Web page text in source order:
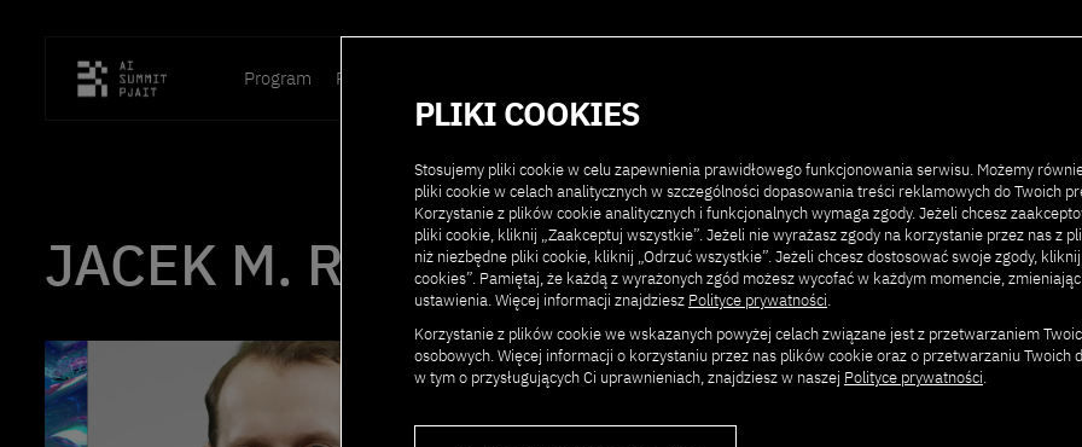
Program Prelegenci
JACEK M. RAUBO
Jacek M. Raubo, dr,Szef
akademicki, pracujący na
PLIKI COOKIES
Stosujemy pliki cookie w celu zapewnienia prawidłowego funkcjonowania serwisu. Możemy
pliki cookie w celach analitycznych w szczególności dopasowania treści reklamowych do Twoich
Korzystanie z plików cookie analitycznych i funkcjonalnych wymaga zgody. Jeżeli chcesz
pliki cookie, kliknij „Zaakceptuj wszystkie”. Jeżeli nie wyrażasz zgody na korzystanie przez nas z
niż niezbędne pliki cookie, kliknij „Odrzuć wszystkie”. Jeżeli chcesz dostosować swoje zgody,
cookies”. Pamiętaj, że każdą z wyrażonych zgód możesz wycofać w każdym momencie,
ustawienia. Więcej informacji znajdziesz Polityce prywatności.
Korzystanie z plików cookie we wskazanych powyżej celach związane jest z przetwarzaniem
osobowych. Więcej informacji o korzystaniu przez nas plików cookie oraz o przetwarzaniu Twoich
w tym o przysługujących Ci uprawnieniach, znajdziesz w naszej Polityce prywatności.